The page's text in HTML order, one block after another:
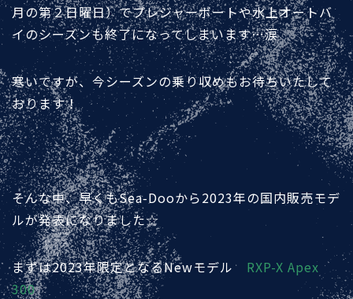
月の第２日曜日）でプレジャーボートや水上オートバ
イのシーズンも終了になってしまいます…涙
寒いですが、今シーズンの乗り収めもお待ちいたして
おります！
そんな中、早くもSea-Dooから2023年の国内販売モデ
ルが発表になりました☆
まずは2023年限定となるNewモデル RXP-X Apex
300